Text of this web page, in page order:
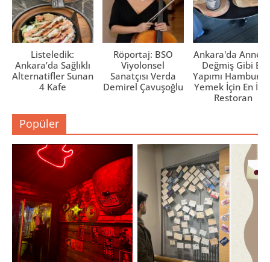
Listeledik:
Ankara’da Sağlıklı
Alternatifler Sunan
4 Kafe
Röportaj: BSO
Viyolonsel
Sanatçısı Verda
Demirel Çavuşoğlu
Ankara'da Anne
Değmiş Gibi Ev
Yapımı
Yemek İçin En İyi
Restoran
Popüler